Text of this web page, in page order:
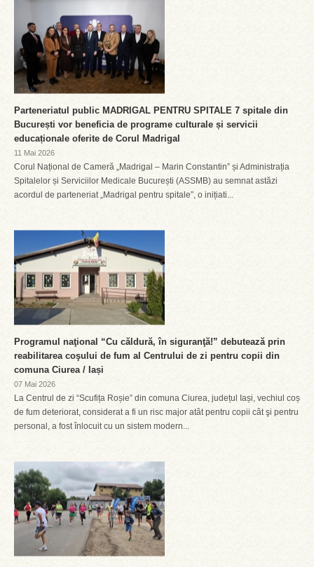
Parteneriatul public MADRIGAL PENTRU SPITALE 7 spitale din
București vor beneficia de programe culturale și servicii
educaționale oferite de Corul Madrigal
11 Mai 2026
Corul Național de Cameră „Madrigal – Marin Constantin” și Administrația
Spitalelor și Serviciilor Medicale București (ASSMB) au semnat astăzi
acordul de parteneriat „Madrigal pentru spitale”, o inițiati...
Programul naţional “Cu căldură, în siguranţă!” debutează prin
reabilitarea coşului de fum al Centrului de zi pentru copii din
comuna Ciurea / Iași
07 Mai 2026
La Centrul de zi “Scufița Roșie” din comuna Ciurea, județul Iași, vechiul coș
de fum deteriorat, considerat a fi un risc major atât pentru copii cât şi pentru
personal, a fost înlocuit cu un sistem modern...